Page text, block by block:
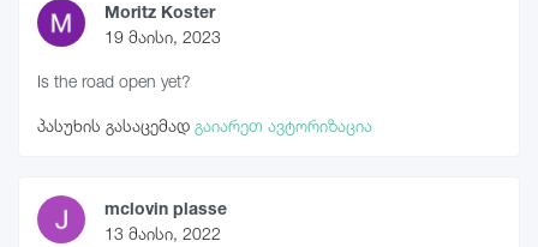
Moritz Koster
19 მაისი, 2023
Is the road open yet?
პასუხის გასაცემად გაიარეთ ავტორიზაცია
mclovin plasse
13 მაისი, 2022